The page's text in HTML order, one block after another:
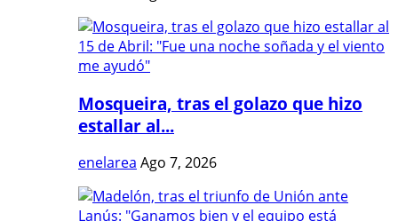
Mosqueira, tras el golazo que hizo
estallar al...
enelarea Ago 7, 2026